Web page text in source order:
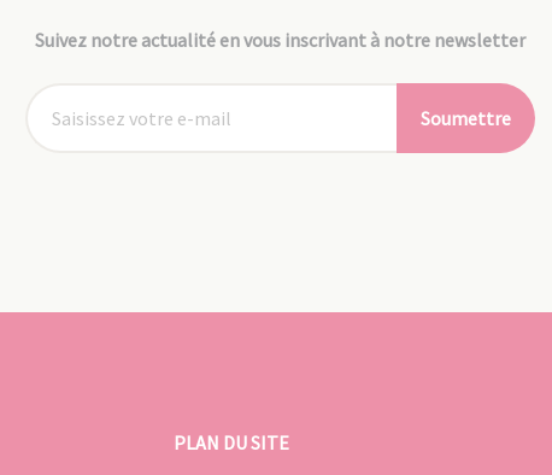
Suivez notre actualité en vous inscrivant à notre newsletter
Soumettre
PLAN DU SITE